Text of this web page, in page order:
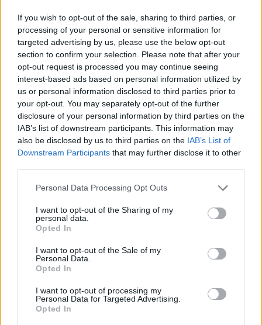
If you wish to opt-out of the sale, sharing to third parties, or
processing of your personal or sensitive information for
targeted advertising by us, please use the below opt-out
section to confirm your selection. Please note that after your
opt-out request is processed you may continue seeing
interest-based ads based on personal information utilized by
us or personal information disclosed to third parties prior to
your opt-out. You may separately opt-out of the further
disclosure of your personal information by third parties on the
IAB’s list of downstream participants. This information may
also be disclosed by us to third parties on the IAB’s List of
Downstream Participants that may further disclose it to other
Personal Data Processing Opt Outs
I want to opt-out of the Sharing of my
personal data.
Opted In
I want to opt-out of the Sale of my
Personal Data.
Opted In
I want to opt-out of processing my
Personal Data for Targeted Advertising.
Opted In
Seuraa Gekkosta Instagramissa
Toimitus
Kuvat:
Discovery + & Instagram
Bileet
Treeni